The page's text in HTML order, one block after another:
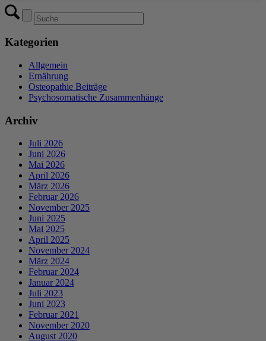
Kategorien
Allgemein
Ernährung
Osteopathie Beiträge
Psychosomatische Zusammenhänge
Archiv
Juli 2026
Juni 2026
Mai 2026
April 2026
März 2026
Februar 2026
November 2025
Juni 2025
Mai 2025
April 2025
November 2024
März 2024
Februar 2024
Januar 2024
Juli 2023
Juni 2023
Februar 2021
November 2020
August 2020